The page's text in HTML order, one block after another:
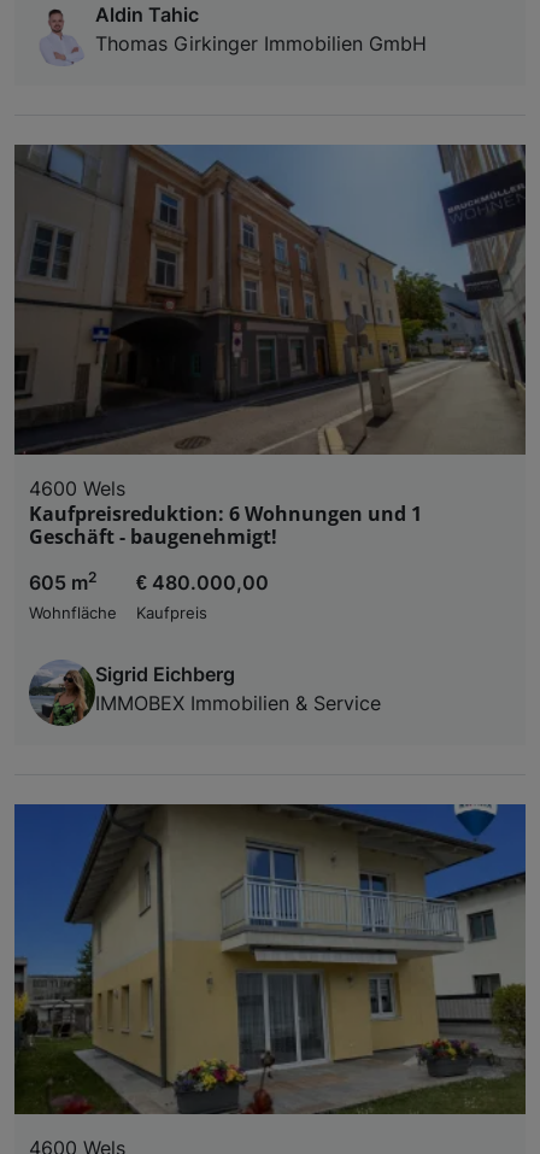
Aldin Tahic
Thomas Girkinger Immobilien GmbH
4600 Wels
Kaufpreisreduktion: 6 Wohnungen und 1
Geschäft - baugenehmigt!
605 m2
Wohnfläche
€ 480.000,00
Kaufpreis
Sigrid Eichberg
IMMOBEX Immobilien & Service
4600 Wels